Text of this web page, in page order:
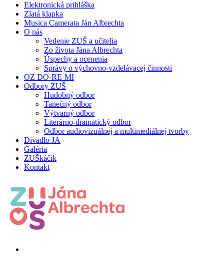
Elektronická prihláška
Zlatá klapka
Musica Camerata Ján Albrechta
O nás
Vedenie ZUŠ a učitelia
Zo života Jána Albrechta
Úspechy a ocenenia
Správy o výchovno-vzdelávacej činnosti
OZ DO-RE-MI
Odbory ZUŠ
Hudobný odbor
Tanečný odbor
Výtvarný odbor
Literárno-dramatický odbor
Odbor audiovizuálnej a multimediálnej tvorby
Divadlo JA
Galéria
ZUŠkáčik
Kontakt